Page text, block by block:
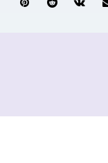
PinterestReddit